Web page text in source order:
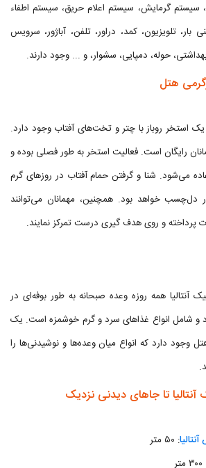
سیستم گرمایش، سیستم اعلام حریق، سیستم اطفاء
بار، تلویزیون، کمد، دراور، تلفن، آباژور، سرویس
حوله، دمپایی، سشوار، و ... وجود دارند.
هتل
یک استخر روباز با چتر و تخت‌های آفتاب وجود دارد.
رایگان است. فعالیت استخر به طور فصلی بوده و
می‌شود. شنا و گرفتن حمام آفتاب در روزهای گرم
دل‌چسب خواهد بود. همچنین، مهمانان می‌توانند
پرداخته و روی هدف گیری درست تمرکز نمایند.
آنتالیا همه روزه وعده صبحانه به طور بوفه‌ای در
و شامل انواع غذاهای سرد و گرم خوشمزه است. یک
وجود دارد که انواع میان وعده‌ها و نوشیدنی‌ها را
تا جاهای دیدنی نزدیک
: ۵۰ متر